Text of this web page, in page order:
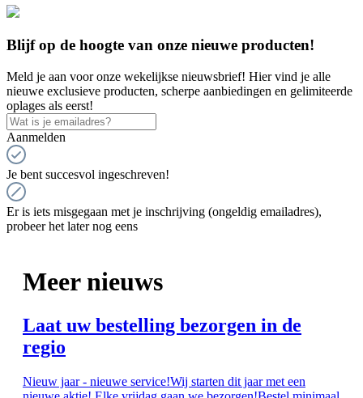
Blijf op de hoogte van onze nieuwe producten!
Meld je aan voor onze wekelijkse nieuwsbrief! Hier vind je alle
nieuwe exclusieve producten, scherpe aanbiedingen en gelimiteerde
oplages als eerst!
Aanmelden
Je bent succesvol ingeschreven!
Er is iets misgegaan met je inschrijving (ongeldig emailadres),
probeer het later nog eens
Meer nieuws
Laat uw bestelling bezorgen in de
regio
Nieuw jaar - nieuwe service!Wij starten dit jaar met een